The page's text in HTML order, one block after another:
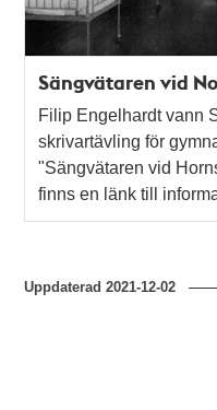
Sängvätaren vid
Filip Engelhardt vann
skrivartävling för
"Sängvätaren vid
finns en länk till
Uppdaterad2021-12-02